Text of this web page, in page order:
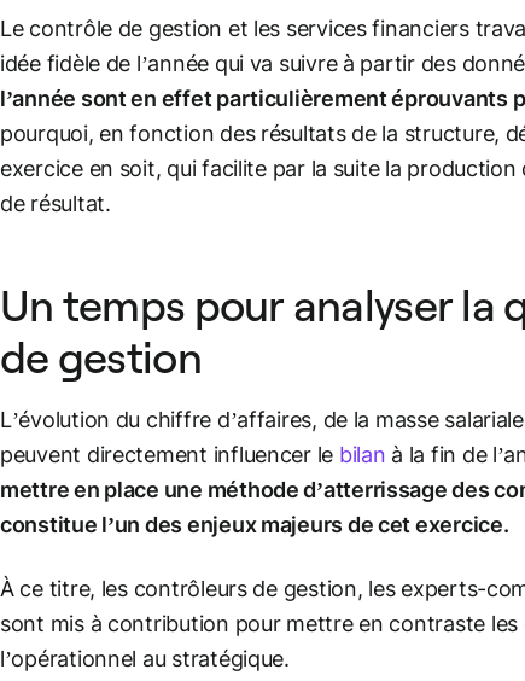
Le contrôle de gestion et les services financiers
idée fidèle de l’année qui va suivre à partir des
l’année sont en effet particulièrement éprouvants
pourquoi, en fonction des résultats de la structure,
exercice en soit, qui facilite par la suite la
de résultat.
Un temps pour analyser la
de gestion
L’évolution du chiffre d’affaires, de la masse
peuvent directement influencer le bilan à la fin de
mettre en place une méthode d’atterrissage des
constitue l’un des enjeux majeurs de cet exercice.
À ce titre, les contrôleurs de gestion, les experts-
sont mis à contribution pour mettre en contraste
l’opérationnel au stratégique.